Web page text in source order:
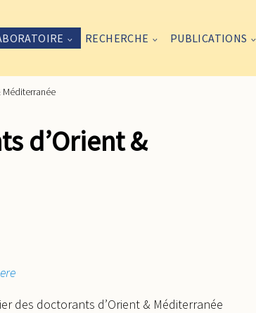
RECHERCHE PUBLICATIONS
Méditerranée
d’Orient &
des doctorants d’Orient & Méditerranée